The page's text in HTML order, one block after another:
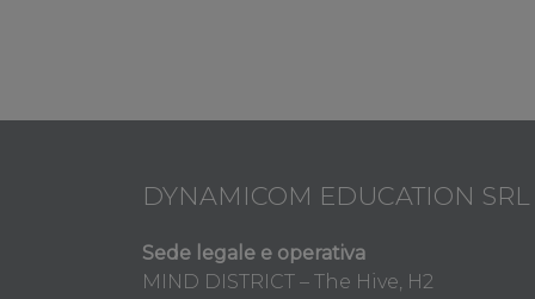
DYNAMICOM EDUCATION SRL
Sede legale e operativa
MIND DISTRICT – The Hive, H2